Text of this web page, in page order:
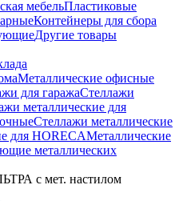
мебельПластиковые
Контейнеры для сбора
Другие товары
Металлические офисные
для гаражаСтеллажи
металлические для
Стеллажи металлические
для HORECAМеталлические
металлических
с мет. настилом